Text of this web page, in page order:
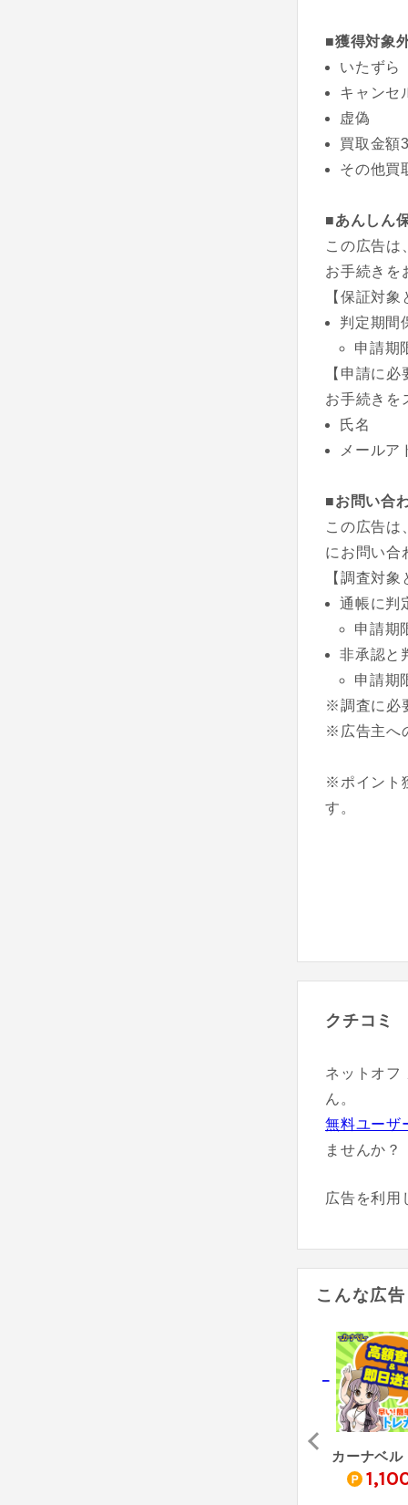
■獲得対象
いたずら
キャンセ
虚偽
買取金額
その他買
■あんしん
この広告は
お手続きを
【保証対
判定期間
申請期
【申請に
お手続きを
氏名
メールア
■お問い合
この広告は
にお問い合
【調査対
通帳に判
申請期
非承認と
申請期
※調査に必
※広告主へ
※ポイント
す。
クチコミ
ネットオフ
ん。
無料ユーザ
ませんか？
広告を利用
こんな広